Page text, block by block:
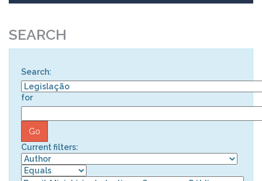
SEARCH
Search:
for
Current filters: